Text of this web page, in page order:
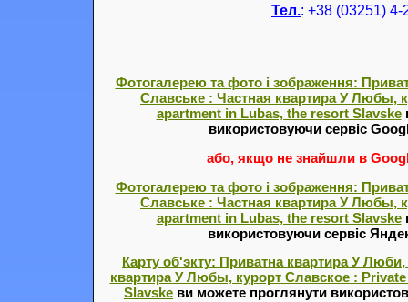
Тел.: +38 (03251) 4-
Фотогалерею та фото і зображення:
Славське : Частная квартира У Любы,
apartment in Lubas, the resort Slavske
використовуючи сервіс
або, якщо не знайшли в
Фотогалерею та фото і зображення:
Славське : Частная квартира У Любы,
apartment in Lubas, the resort Slavske
використовуючи сервіс
Карту об'экту: Приватна квартира У
квартира У Любы, курорт Славское :
Slavske ви можете проглянути